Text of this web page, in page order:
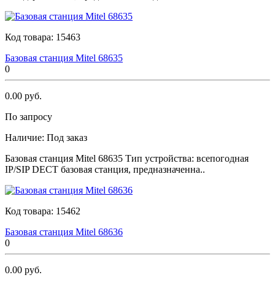
Код товара: 15463
Базовая станция Мitеl 68635
0
0.00 руб.
По запросу
Наличие: Под заказ
Базовая станция Мitеl 68635 Тип устройства: всепогодная
IP/SIP DECT базовая станция, предназначенна..
Код товара: 15462
Базовая станция Мitеl 68636
0
0.00 руб.